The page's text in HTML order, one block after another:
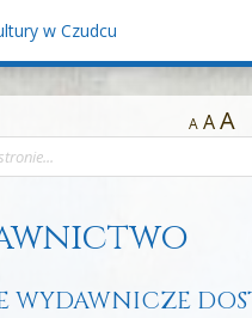
w Czudcu
A AA
WYDAWNICZE